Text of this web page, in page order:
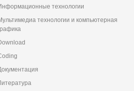
технологии
технологии и компьютерная